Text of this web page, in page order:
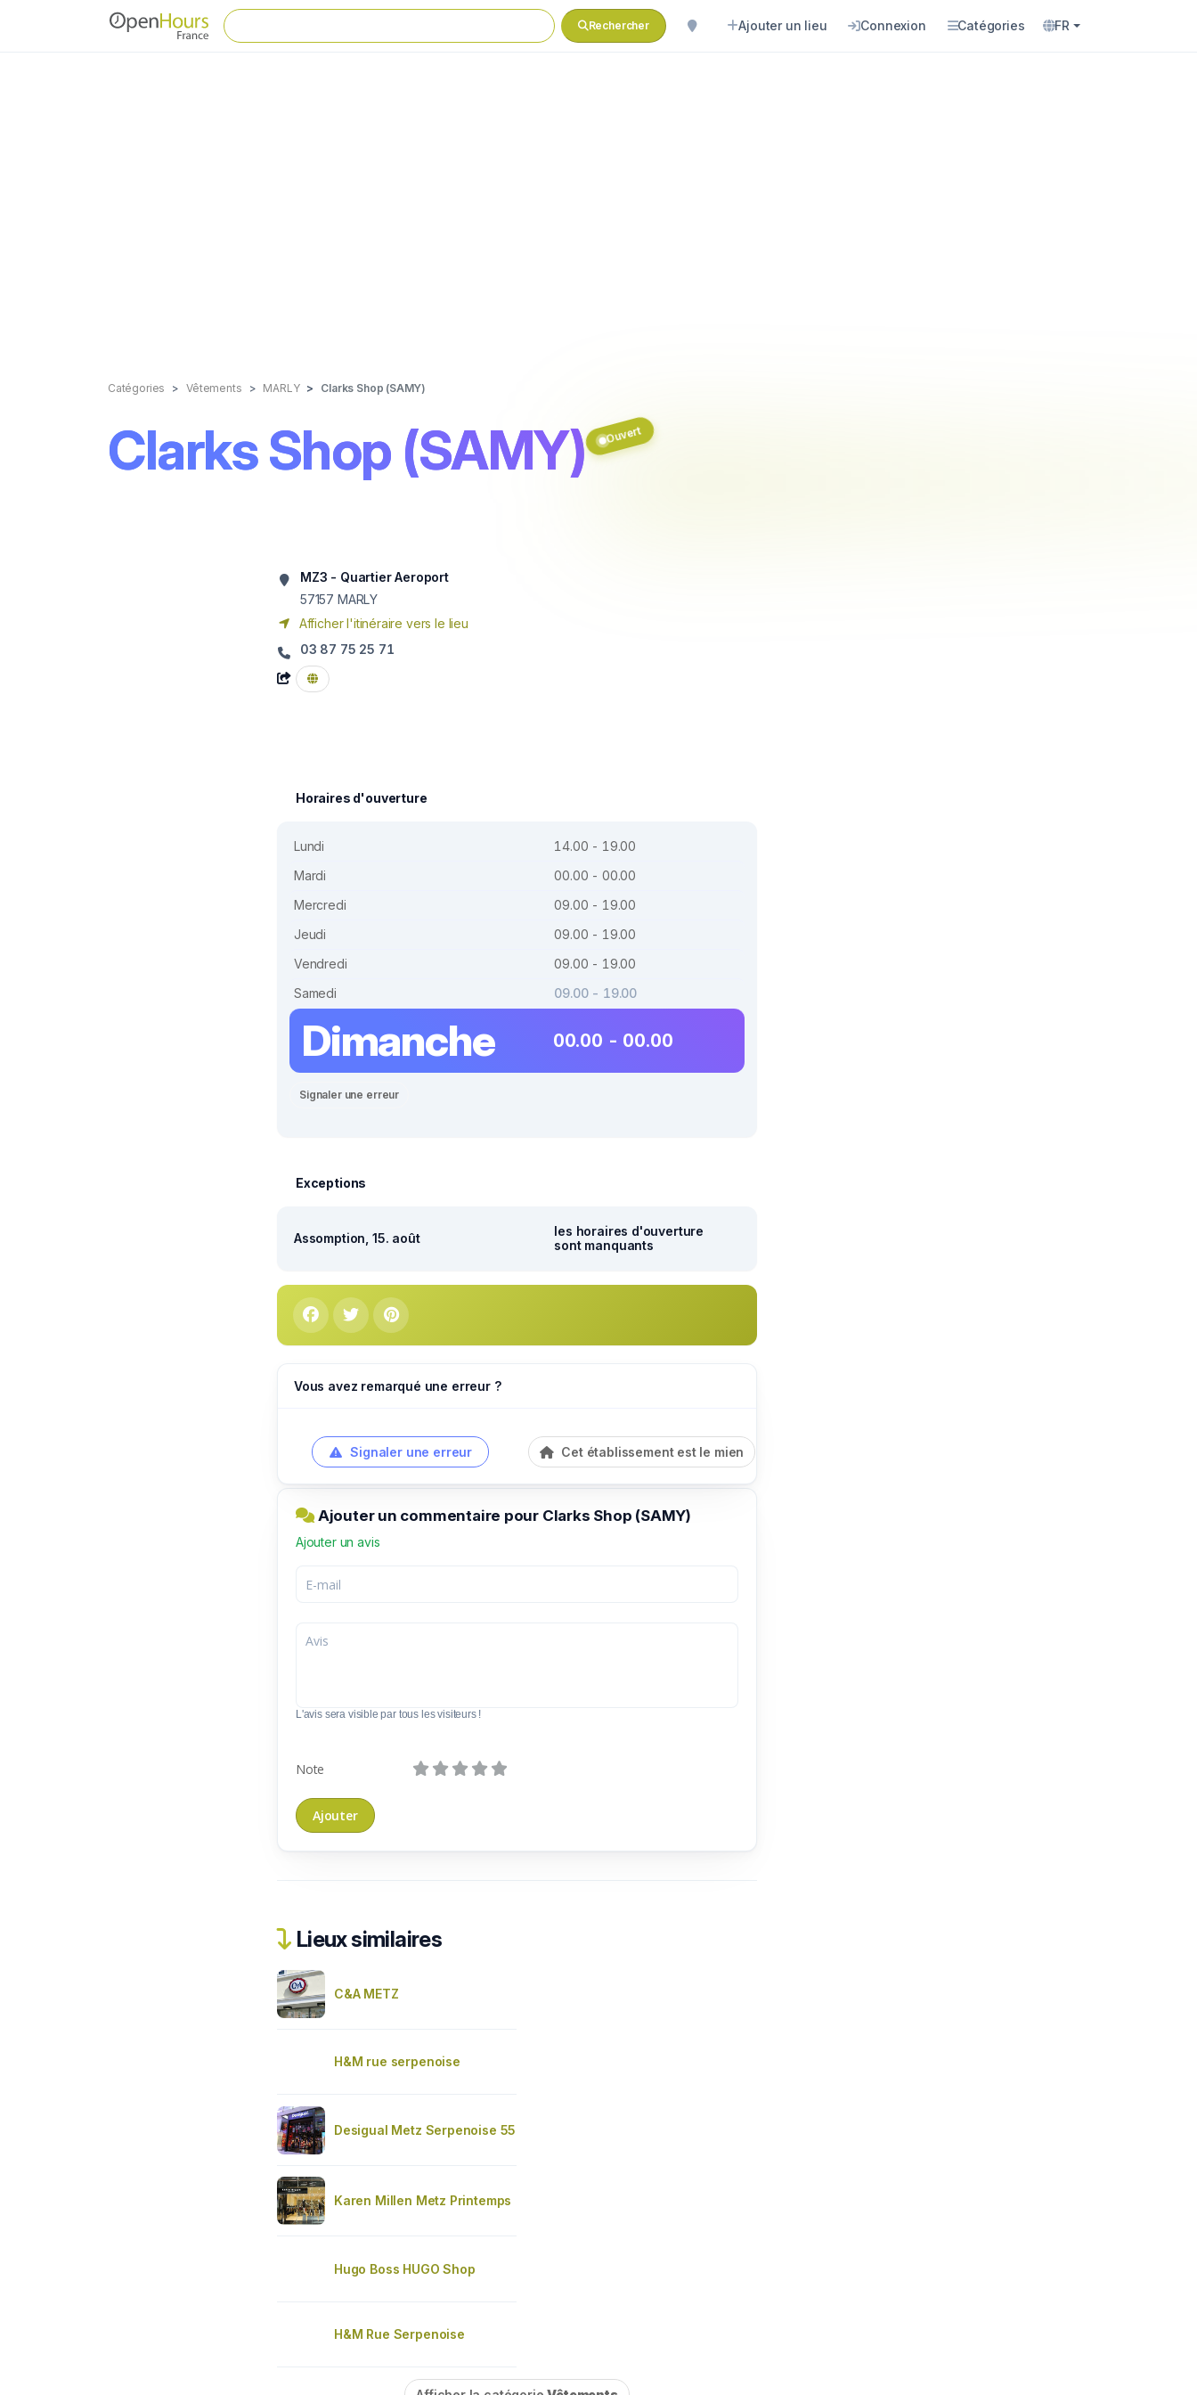
Rechercher Ajouter un lieu Connexion Catégories FR
Catégories Vêtements MARLY Clarks Shop (SAMY)
Clarks Shop (SAMY) Ouvert
MZ3 - Quartier Aeroport
57157 MARLY
Afficher l'itinéraire vers le lieu
03 87 75 25 71
Horaires d'ouverture
Lundi
14.00 - 19.00
Mardi
00.00 - 00.00
Mercredi
09.00 - 19.00
Jeudi
09.00 - 19.00
Vendredi
09.00 - 19.00
Samedi
09.00 - 19.00
Dimanche 00.00 - 00.00
Signaler une erreur
Exceptions
Assomption, 15. août
les horaires d'ouverture
sont manquants
Vous avez remarqué une erreur ?
Signaler une erreur Cet établissement est le mien
Ajouter un commentaire pour Clarks Shop (SAMY)
Ajouter un avis
L'avis sera visible par tous les visiteurs !
Note
Lieux similaires
C&A METZ
H&M rue serpenoise
Desigual Metz Serpenoise 55
Karen Millen Metz Printemps
Hugo Boss HUGO Shop
H&M Rue Serpenoise